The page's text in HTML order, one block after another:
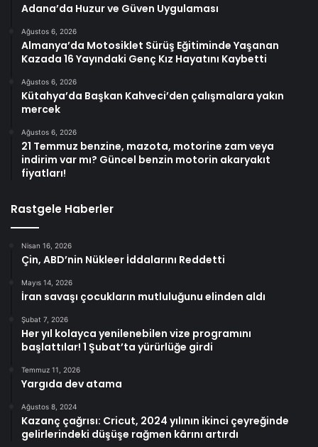
Adana’da Huzur ve Güven Uygulaması
Ağustos 6, 2026
Almanya’da Motosiklet Sürüş Eğitiminde Yaşanan
Kazada 16 Yayındaki Genç Kız Hayatını Kaybetti
Ağustos 6, 2026
Kütahya’da Başkan Kahveci’den çalışmalara yakın
mercek
Ağustos 6, 2026
21 Temmuz benzine, mazota, motorine zam veya
indirim var mı? Güncel benzin motorin akaryakıt
fiyatları!
Rastgele Haberler
Nisan 16, 2026
Çin, ABD’nin Nükleer İddalarını Reddetti
Mayıs 14, 2026
İran savaşı çocukların mutluluğunu elinden aldı
Şubat 7, 2026
Her yıl kolayca yenilenebilen vize programını
başlattılar! 1 Şubat’ta yürürlüğe girdi
Temmuz 11, 2026
Yargıda dev atama
Ağustos 8, 2024
Kazanç çağrısı: Cricut, 2024 yılının ikinci çeyreğinde
gelirlerindeki düşüşe rağmen kârını artırdı